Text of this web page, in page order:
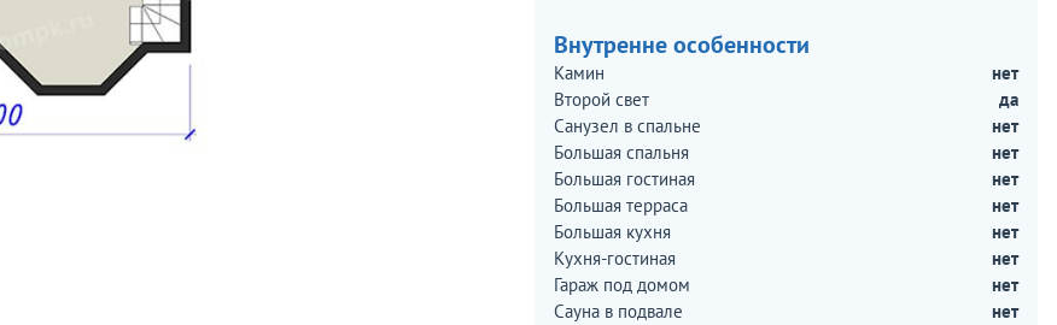
Внутренне особенности
Камин
нет
Второй свет
да
Санузел в спальне
нет
Большая спальня
нет
Большая гостиная
нет
Большая терраса
нет
Большая кухня
нет
Кухня-гостиная
нет
Гараж под домом
нет
Сауна в подвале
нет